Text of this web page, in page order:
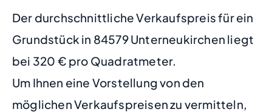
Der durchschnittliche Verkaufspreis für ein
Grundstück in 84579 Unterneukirchen liegt
bei 320 € pro Quadratmeter.
Um Ihnen eine Vorstellung von den
möglichen Verkaufspreisen zu vermitteln,